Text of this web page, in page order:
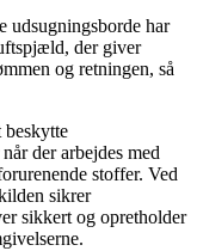
udsugningsborde har
der giver
og retningen, så
der arbejdes med
stoffer. Ved
sikrer
sikkert og opretholder